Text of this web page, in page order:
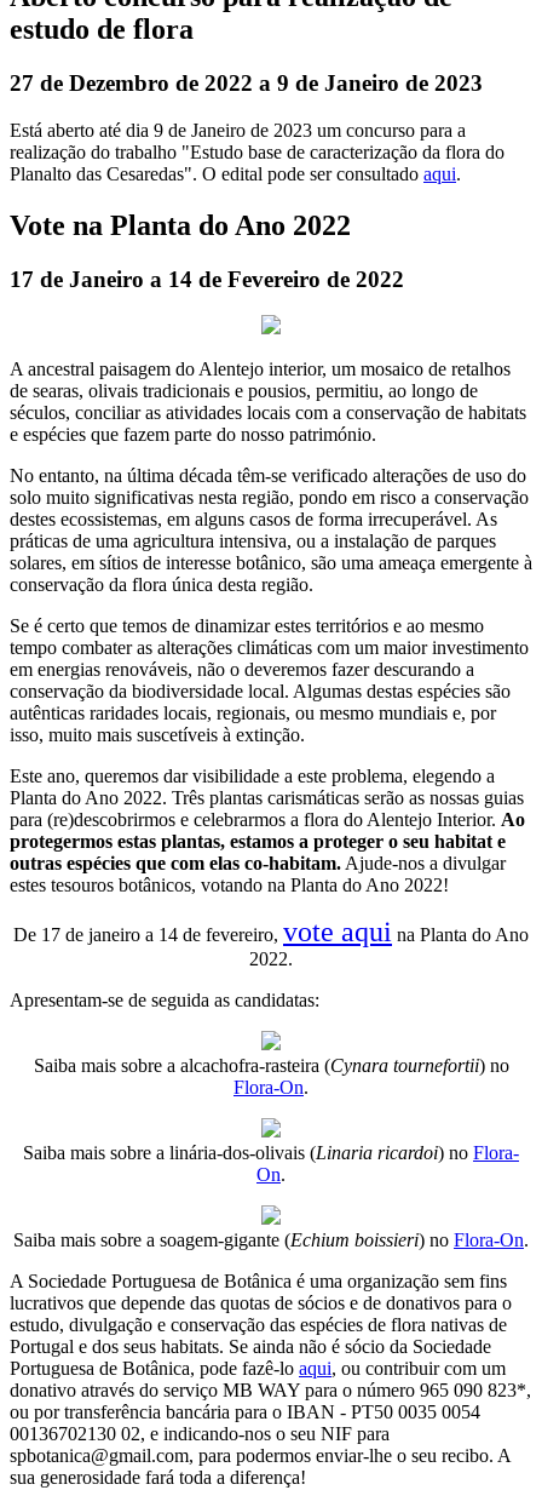
estudo de flora
27 de Dezembro de 2022 a 9 de Janeiro de 2023
Está aberto até dia 9 de Janeiro de 2023 um concurso para a
realização do trabalho "Estudo base de caracterização da flora do
Planalto das Cesaredas". O edital pode ser consultado aqui.
Vote na Planta do Ano 2022
17 de Janeiro a 14 de Fevereiro de 2022
A ancestral paisagem do Alentejo interior, um mosaico de retalhos
de searas, olivais tradicionais e pousios, permitiu, ao longo de
séculos, conciliar as atividades locais com a conservação de habitats
e espécies que fazem parte do nosso património.
No entanto, na última década têm-se verificado alterações de uso do
solo muito significativas nesta região, pondo em risco a conservação
destes ecossistemas, em alguns casos de forma irrecuperável. As
práticas de uma agricultura intensiva, ou a instalação de parques
solares, em sítios de interesse botânico, são uma ameaça emergente à
conservação da flora única desta região.
Se é certo que temos de dinamizar estes territórios e ao mesmo
tempo combater as alterações climáticas com um maior investimento
em energias renováveis, não o deveremos fazer descurando a
conservação da biodiversidade local. Algumas destas espécies são
autênticas raridades locais, regionais, ou mesmo mundiais e, por
isso, muito mais suscetíveis à extinção.
Este ano, queremos dar visibilidade a este problema, elegendo a
Planta do Ano 2022. Três plantas carismáticas serão as nossas guias
para (re)descobrirmos e celebrarmos a flora do Alentejo Interior. Ao
protegermos estas plantas, estamos a proteger o seu habitat e
outras espécies que com elas co-habitam.Ajude-nos a divulgar
estes tesouros botânicos, votando na Planta do Ano 2022!
De 17 de janeiro a 14 de fevereiro, vote aqui na Planta do Ano
2022.
Apresentam-se de seguida as candidatas:
Saiba mais sobre a alcachofra-rasteira (Cynara tournefortii) no
Flora-On.
Saiba mais sobre a linária-dos-olivais (Linaria ricardoi) no Flora-
On.
Saiba mais sobre a soagem-gigante (Echium boissieri) no Flora-On.
A Sociedade Portuguesa de Botânica é uma organização sem fins
lucrativos que depende das quotas de sócios e de donativos para o
estudo, divulgação e conservação das espécies de flora nativas de
Portugal e dos seus habitats. Se ainda não é sócio da Sociedade
Portuguesa de Botânica, pode fazê-lo aqui, ou contribuir com um
donativo através do serviço MB WAY para o número 965 090 823*,
ou por transferência bancária para o IBAN - PT50 0035 0054
00136702130 02, e indicando-nos o seu NIF para
spbotanica@gmail.com, para podermos enviar-lhe o seu recibo. A
sua generosidade fará toda a diferença!